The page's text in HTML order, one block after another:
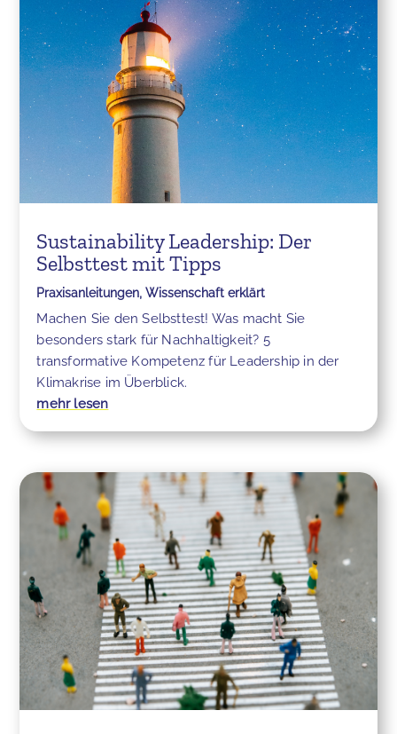
Sustainability Leadership: Der
Selbsttest mit Tipps
Praxisanleitungen,Wissenschaft erklärt
Machen Sie den Selbsttest! Was macht Sie
besonders stark für Nachhaltigkeit? 5
transformative Kompetenz für Leadership in der
Klimakrise im Überblick.
mehr lesen